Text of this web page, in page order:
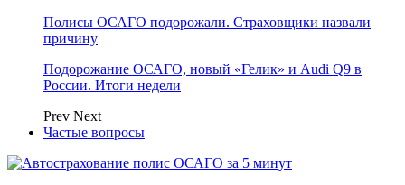
Полисы ОСАГО подорожали. Страховщики назвали
причину
Подорожание ОСАГО, новый «Гелик» и Audi Q9 в
России. Итоги недели
Prev Next
Частые вопросы